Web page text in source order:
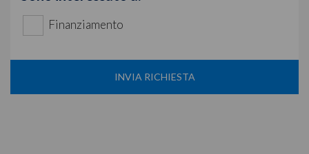
Finanziamento
INVIA RICHIESTA